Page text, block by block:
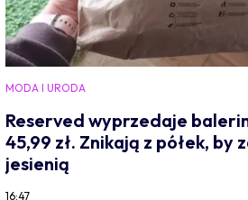
MODA I URODA
Reserved wyprzedaje
45,99 zł. Znikają z półek, by
jesienią
16:47